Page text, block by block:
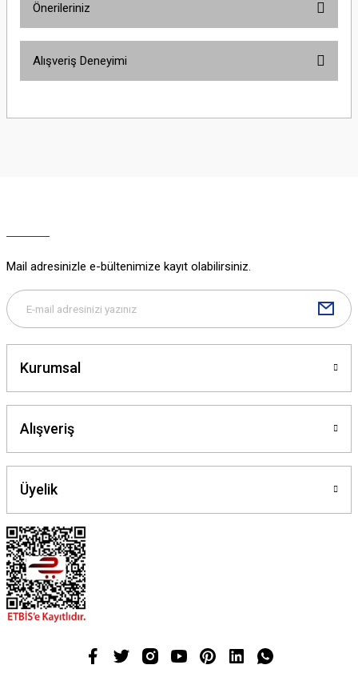
Önerileriniz
yetersiz gördüğünüz noktaları öneri formunu kullanarak tarafımıza
Gönder
Alışveriş Deneyimi
Mail adresinizle e-bültenimize kayıt olabilirsiniz.
Kurumsal
Alışveriş
Üyelik